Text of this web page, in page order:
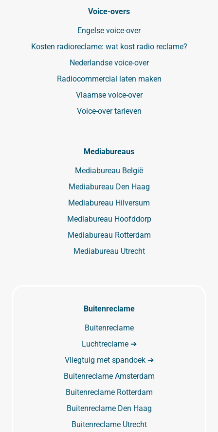
Voice-overs
Engelse voice-over
Kosten radioreclame: wat kost radio reclame?
Nederlandse voice-over
Radiocommercial laten maken
Vlaamse voice-over
Voice-over tarieven
Mediabureaus
Mediabureau België
Mediabureau Den Haag
Mediabureau Hilversum
Mediabureau Hoofddorp
Mediabureau Rotterdam
Mediabureau Utrecht
Buitenreclame
Buitenreclame
Luchtreclame ➔
Vliegtuig met spandoek ➔
Buitenreclame Amsterdam
Buitenreclame Rotterdam
Buitenreclame Den Haag
Buitenreclame Utrecht